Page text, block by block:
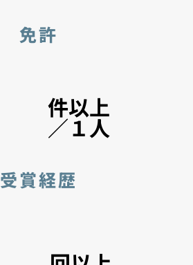
免許
件以上
／１人
受賞経歴